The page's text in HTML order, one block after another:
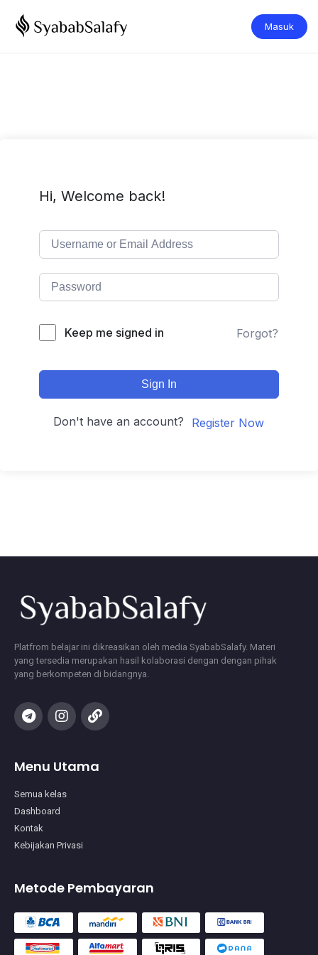
Masuk
Hi, Welcome back!
Keep me signed in Forgot?
Sign In
Don't have an account? Register Now
Platfrom belajar ini dikreasikan oleh media SyababSalafy. Materi
yang tersedia merupakan hasil kolaborasi dengan dengan pihak
yang berkompeten di bidangnya.
Menu Utama
Semua kelas
Dashboard
Kontak
Kebijakan Privasi
Metode Pembayaran